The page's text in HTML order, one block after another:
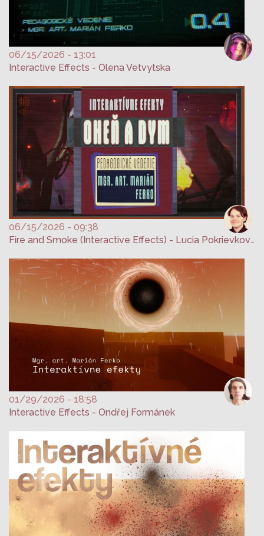
06/15/2026 - 13:01
Interactive Effects - Olena Vetvytska
06/15/2026 - 09:38
Fire and Smoke (Interactive Effects) - Lucia Pokrievková
01/29/2026 - 18:58
Interactive Effects - Ondřej Formánek